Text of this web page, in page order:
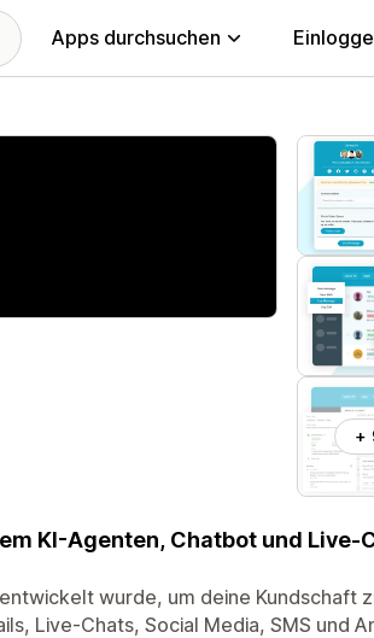
Apps durchsuchen
+
KI-Agenten, Chatbot und Live-
wurde, um deine Kundschaft
Live-Chats, Social Media, SMS und